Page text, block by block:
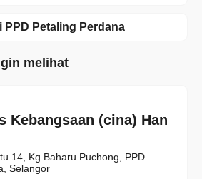
PPD Petaling Perdana
melihat
Kebangsaan (cina) Han
14, Kg Baharu Puchong, PPD
Selangor